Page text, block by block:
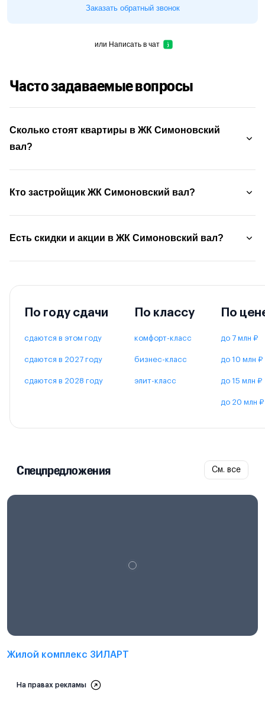
Заказать обратный звонок
или Написать в чат
Часто задаваемые вопросы
Сколько стоят квартиры в ЖК Симоновский
вал?
Кто застройщик ЖК Симоновский вал?
Есть скидки и акции в ЖК Симоновский вал?
По году сдачи
сдаются в этом году
сдаются в 2027 году
сдаются в 2028 году
По классу
комфорт-класс
бизнес-класс
элит-класс
По
до 7 млн ₽
до 10 млн ₽
до 15 млн ₽
до 20 млн ₽
Спецпредложения См. все
Жилой комплекс ЗИЛАРТ
На правах рекламы